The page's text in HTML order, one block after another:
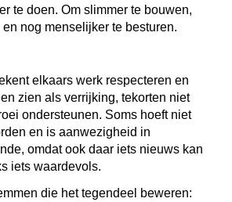
te doen. Om slimmer te bouwen,
nog menselijker te besturen.
elkaars werk respecteren en
zien als verrijking, tekorten niet
ondersteunen. Soms hoeft niet
en is aanwezigheid in
omdat ook daar iets nieuws kan
iets waardevols.
die het tegendeel beweren: